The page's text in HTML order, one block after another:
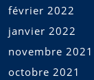
février 2022
janvier 2022
novembre 2021
octobre 2021